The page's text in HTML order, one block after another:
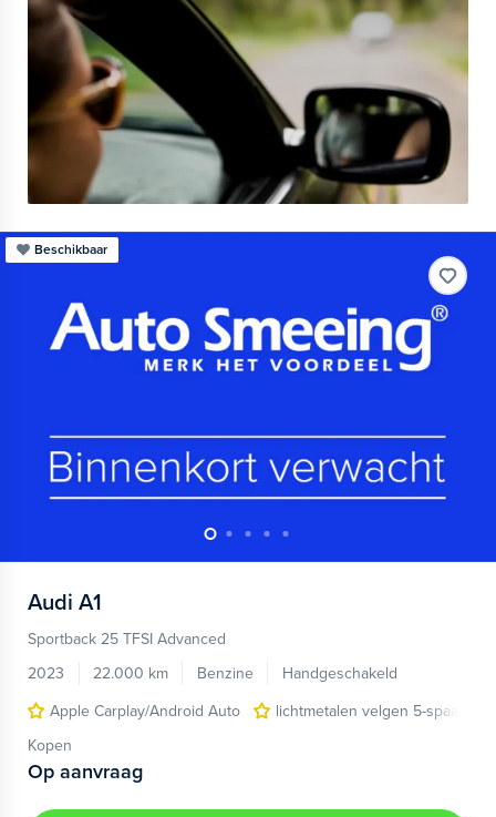
Beschikbaar
Audi A1
Sportback 25 TFSI Advanced
2023
22.000 km Benzine
Handgeschakeld
Apple Carplay/Android Auto
lichtmetalen velgen 5-spaaks
Kopen
Op aanvraag